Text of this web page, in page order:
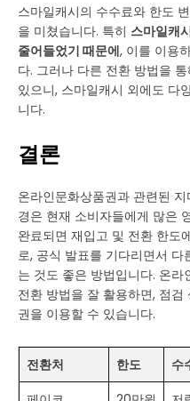
스마일캐시의 수수료와 한도
을 미쳤습니다. 특히 스마일캐
줄어들었기 때문에, 이를 이용
다. 그러나 다른 전환 방법을
있으니, 스마일캐시 외에도 다
니다.
결론
온라인문화상품권과 관련된
경은 현재 소비자들에게 많은
완료되면 재입고 및 전환 한도
로, 공식 발표를 기다리면서
는 것도 좋은 방법입니다. 온
전환 방법을 잘 활용하면, 점
권을 이용할 수 있습니다.
전환처 한도
수